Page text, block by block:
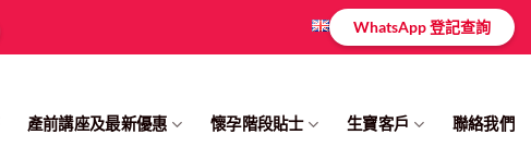
WhatsApp 登記查詢
產前講座及最新優惠 懷孕階段貼士 生寶客戶 聯絡我們